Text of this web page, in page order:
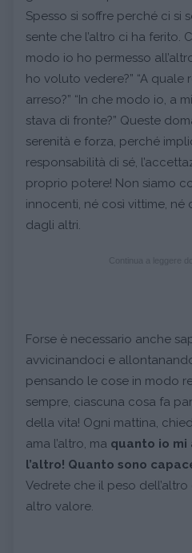
Spesso si soffre perché ci si
sente che l’altro ci ha ferito.
modo io ho permesso
ho voluto vedere?” “A quale
arreso?” “In che modo io, a
stava di fronte?” Queste
serenità e forza, perché
responsabilità di sé,
proprio potere! Non siamo
innocenti, né così vittime, né
dagli altri.
Forse è necessario anche
avvicinandoci e
pensando le cose in modo
sempre, ciascuna cosa fa
della vita! Ogni mattina,
ama l’altro, ma quanto io mi
l’altro! Quanto sono
Vedrete che il peso dell’altro
altro valore.